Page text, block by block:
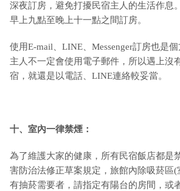
深夜訂房，避免打擾民宿主人的生活作息
早上九點至晚上十一點之間訂房。
使用E-mail、LINE、Messenger訂房也是
主人不一定會使用電子郵件，所以遇上沒
宿，就還是以電話、LINE連絡較妥當。
十、室內一律禁煙：
為了維護大家的健康，所有民宿飯店都是
害防治法修正草案規定，旅館內除吸菸區
有抽菸需要者，請指定有陽台的房間，或